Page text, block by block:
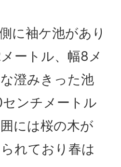
に袖ケ池があり
ートル、幅8メ
澄みきった池
ンチメートル
には桜の木が
れており春は